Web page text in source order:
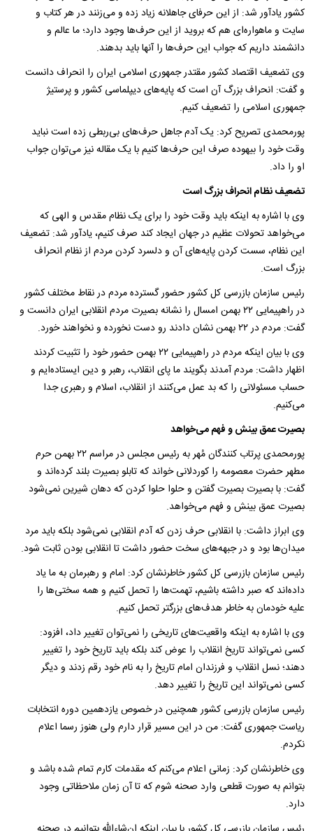
کشور یادآور شد: از این حرفای جاهلانه زیاد زده و می‌زنند در هر کتاب و
سایت و ماهواره‌ای هم که بروید از این حرف‌ها وجود دارد؛ ما عالم و
دانشمند داریم که جواب این حرف‌ها را آنها باید بدهند.
وی تضعیف اقتصاد کشور مقتدر جمهوری اسلامی ایران را انحراف دانست
و گفت: انحراف بزرگ آن است که پایه‌های دیپلماسی کشور و پرستیژ
جمهوری اسلامی را تضعیف ‌کنیم.
پورمحمدی تصریح کرد: یک آدم جاهل حرف‌های بی‌ربطی زده است نباید
وقت خود را بیهوده صرف این حرف‌ها کنیم با یک مقاله نیز می‌توان جواب
او را داد.
تضعیف نظام انحراف بزرگ است
وی با اشاره به اینکه باید وقت خود را برای یک نظام مقدس و الهی که
می‌خواهد تحولات عظیم در جهان ایجاد کند صرف کنیم، یادآور شد: تضعیف
این نظام، سست کردن پایه‌های آن و دلسرد کردن مردم از نظام انحراف
بزرگ است.
رئیس سازمان بازرسی کل کشور حضور گسترده مردم در نقاط مختلف کشور
در راهپیمایی ۲۲ بهمن امسال را نشانه بصیرت مردم انقلابی ایران دانست و
گفت: مردم در ۲۲ بهمن نشان دادند رو دست نخورده و نخواهند خورد.
وی با بیان اینکه مردم در راهپیمایی ۲۲ بهمن حضور خود را تثبیت کردند
اظهار داشت: مردم آمدند بگویند ما پای انقلاب، رهبر و دین ایستاده‌ایم و
حساب مسئولانی را که بد عمل می‌کنند از انقلاب، ‌اسلام و رهبری جدا
می‌کنیم.
بصیرت عمق بینش و فهم می‌خواهد
پورمحمدی پرتاب کنندگان مُهر به رئیس مجلس در مراسم ۲۲ بهمن حرم
مطهر حضرت معصومه را کوردلانی خواند که تابلو بصیرت بلند کرده‌اند و
گفت: با بصیرت بصیرت گفتن و حلوا حلوا کردن که دهان شیرین نمی‌شود
بصیرت عمق بینش و فهم می‌خواهد.
وی ابراز داشت: با انقلابی حرف زدن که آدم انقلابی نمی‌شود بلکه باید مرد
میدان‌ها بود و در جبهه‌های سخت حضور داشت تا انقلابی بودن ثابت شود.
رئیس سازمان بازرسی کل کشور خاطرنشان کرد: امام و رهبرمان به ما یاد
داده‌اند که صبر داشته باشیم، تهمت‌ها را تحمل کنیم و همه سختی‌ها را
علیه خودمان به خاطر هدف‌های بزرگتر تحمل کنیم.
وی با اشاره به اینکه واقعیت‌های تاریخی را نمی‌توان تغییر داد، افزود:
کسی نمی‌تواند تاریخ انقلاب را عوض کند بلکه باید تاریخ خود را تغییر
دهند؛ نسل انقلاب و فرزندان امام تاریخ را به نام خود رقم زدند و دیگر
کسی نمی‌تواند این تاریخ را تغییر دهد.
رئیس سازمان بازرسی کشور همچنین در خصوص یازدهمین دوره انتخابات
ریاست جمهوری گفت: من در این مسیر قرار دارم ولی هنوز رسما اعلام
نکردم.
وی خاطرنشان کرد: زمانی اعلام می‌کنم که مقدمات کارم تمام شده باشد و
بتوانم به صورت قطعی وارد صحنه شوم که تا آن زمان ملاحظاتی وجود
دارد.